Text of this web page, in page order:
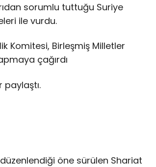
sorumlu tuttuğu Suriye
ile vurdu.
Komitesi, Birleşmiş Milletler
çağırdı
paylaştı.
düzenlendiği öne sürülen Shariat